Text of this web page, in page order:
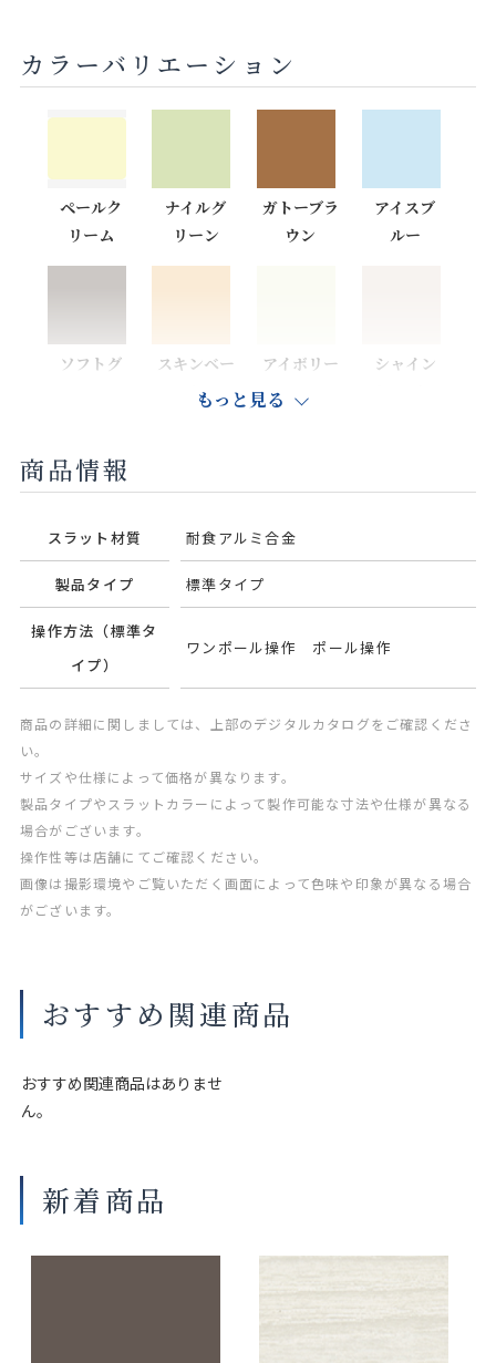
カラーバリエーション
ペールク
リーム
ナイルグ
リーン
ガトーブラ
ウン
アイスブ
ルー
ソフトグ
スキンベー
ジュ
アイボリー
シャイン
カフェブラ
ウン
ピュアピン
ク
オフホワイ
レー
アイボリー
もっと見る
商品情報
スラット材質 耐食アルミ合金
製品タイプ 標準タイプ
操作方法（標準タ
イプ）
ワンポール操作 ポール操作
商品の詳細に関しましては、上部のデジタルカタログをご確認くださ
い。
サイズや仕様によって価格が異なります。
製品タイプやスラットカラーによって製作可能な寸法や仕様が異なる
場合がございます。
操作性等は店舗にてご確認ください。
画像は撮影環境やご覧いただく画面によって色味や印象が異なる場合
がございます。
おすすめ関連商品
おすすめ関連商品はありませ
ん。
新着商品